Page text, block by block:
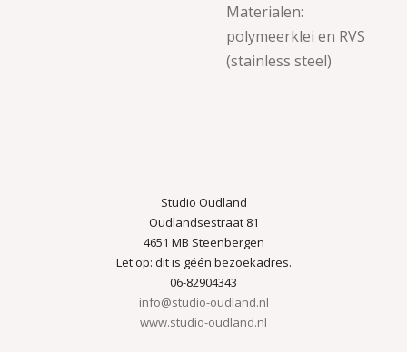
Materialen:
polymeerklei en RVS
(stainless steel)
Studio Oudland
Oudlandsestraat 81
4651 MB Steenbergen
Let op: dit is géén bezoekadres.
06-82904343
info@studio-oudland.nl
www.studio-oudland.nl